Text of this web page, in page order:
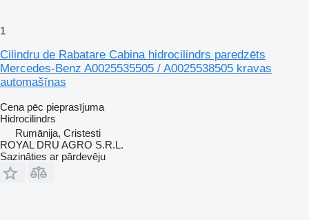
1
Cilindru de Rabatare Cabina hidrocilindrs paredzēts
Mercedes-Benz A0025535505 / A0025538505 kravas
automašīnas
Cena pēc pieprasījuma
Hidrocilindrs
Rumānija, Cristesti
ROYAL DRU AGRO S.R.L.
Sazināties ar pārdevēju